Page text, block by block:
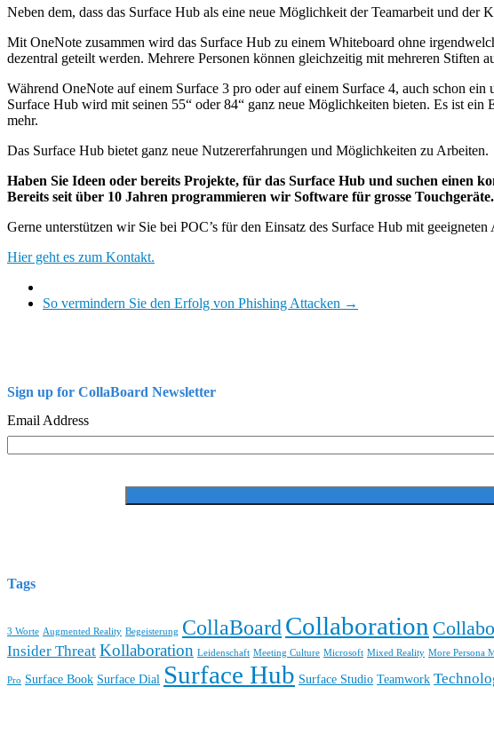
Neben dem, dass das Surface Hub als eine neue Möglichkeit der Teamarbeit und
Mit OneNote zusammen wird das Surface Hub zu einem Whiteboard ohne
dezentral geteilt werden. Mehrere Personen können gleichzeitig mit mehreren Stiften
Während OneNote auf einem Surface 3 pro oder auf einem Surface 4, auch schon
Surface Hub wird mit seinen 55“ oder 84“ ganz neue Möglichkeiten bieten. Es ist
mehr.
Das Surface Hub bietet ganz neue Nutzererfahrungen und Möglichkeiten zu Arbeiten.
Haben Sie Ideen oder bereits Projekte, für das Surface Hub und suchen
Bereits seit über 10 Jahren programmieren wir Software für grosse Touchgeräte.
Gerne unterstützen wir Sie bei POC’s für den Einsatz des Surface Hub mit
Hier geht es zum Kontakt.
So vermindern Sie den Erfolg von Phishing Attacken →
Sign up for CollaBoard Newsletter
Email Address
Tags
3 Worte Augmented Reality Begeisterung CollaBoard Collaboration
Insider Threat Kollaboration Leidenschaft Meeting Culture Microsoft Mixed Reality More Persona
Pro Surface Book Surface Dial Surface Hub Surface Studio Teamwork